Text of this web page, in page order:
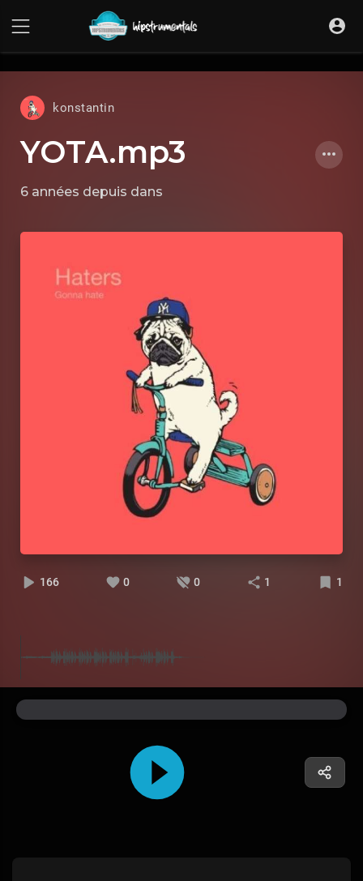
konstantin
YOTA.mp3
6 années depuis dans
166 0 0 1 1